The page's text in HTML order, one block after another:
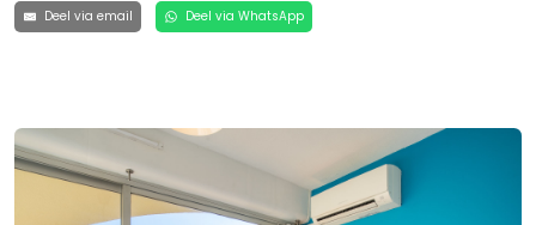
Deel via email
Deel via WhatsApp